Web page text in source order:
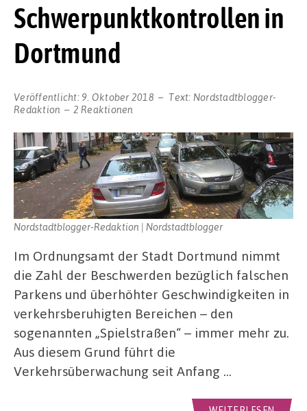
Schwerpunktkontrollen in
Dortmund
Veröffentlicht: 9. Oktober 2018 Text: Nordstadtblogger-
Redaktion
2 Reaktionen
Nordstadtblogger-Redaktion | Nordstadtblogger
Im Ordnungsamt der Stadt Dortmund nimmt
die Zahl der Beschwerden bezüglich falschen
Parkens und überhöhter Geschwindigkeiten in
verkehrsberuhigten Bereichen – den
sogenannten „Spielstraßen“ – immer mehr zu.
Aus diesem Grund führt die
Verkehrsüberwachung seit Anfang …